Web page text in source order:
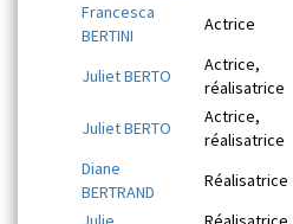
Francesca
BERTINI
Actrice
Juliet BERTO
Actrice,
réalisatrice
Juliet BERTO
Actrice,
réalisatrice
Diane
BERTRAND
Réalisatrice